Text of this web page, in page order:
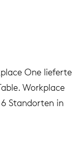
One lieferte
Workplace
Standorten in